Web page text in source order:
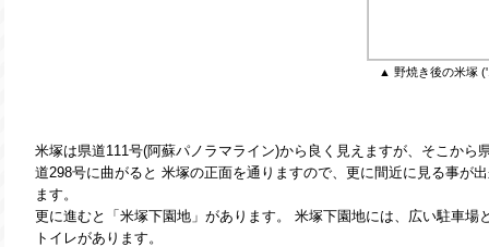
▲ 野焼き後の米塚
米塚は県道111号(阿蘇パノラマライン)から良く見えますが、そこから
道298号に曲がると 米塚の正面を通りますので、更に間近に見る事が
ます。
更に進むと「米塚下園地」があります。 米塚下園地には、広い駐車場
トイレがあります。